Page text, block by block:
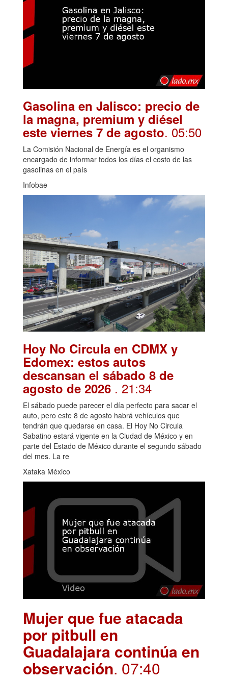
Gasolina en Jalisco: precio de
la magna, premium y diésel
este viernes 7 de agosto. 05:50
La Comisión Nacional de Energía es el organismo
encargado de informar todos los días el costo de las
gasolinas en el país
Infobae
Hoy No Circula en CDMX y
Edomex: estos autos
descansan el sábado 8 de
agosto de 2026 . 21:34
El sábado puede parecer el día perfecto para sacar el
auto, pero este 8 de agosto habrá vehículos que
tendrán que quedarse en casa. El Hoy No Circula
Sabatino estará vigente en la Ciudad de México y en
parte del Estado de México durante el segundo sábado
del mes. La re
Xataka México
Mujer que fue atacada
por pitbull en
Guadalajara continúa en
observación. 07:40